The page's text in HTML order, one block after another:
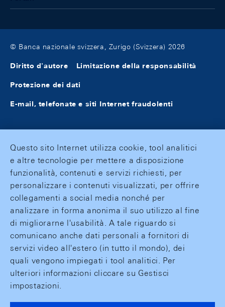
© Banca nazionale svizzera, Zurigo (Svizzera) 2026
Diritto d'autore Limitazione della responsabilità
Protezione dei dati
E-mail, telefonate e siti Internet fraudolenti
Questo sito Internet utilizza cookie, tool analitici
e altre tecnologie per mettere a disposizione
funzionalità, contenuti e servizi richiesti, per
personalizzare i contenuti visualizzati, per offrire
collegamenti a social media nonché per
analizzare in forma anonima il suo utilizzo al fine
di migliorarne l'usabilità. A tale riguardo si
comunicano anche dati personali a fornitori di
servizi video all'estero (in tutto il mondo), dei
quali vengono impiegati i tool analitici. Per
ulteriori informazioni cliccare su Gestisci
impostazioni.